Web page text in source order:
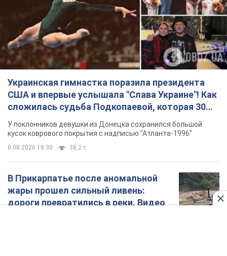
Украинская гимнастка поразила президента
США и впервые услышала "Слава Украине"! Как
сложилась судьба Подкопаевой, которая 30
лет назад завоевала "золото" Олимпиады
У поклонников девушки из Донецка сохранился большой
кусок коврового покрытия с надписью "Атланта-1996"
8.08.2026 18:30 38,2 т.
В Прикарпатье после аномальной
жары прошел сильный ливень:
дороги превратились в реки. Видео